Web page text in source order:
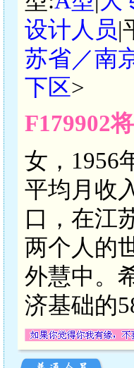
设计人员|
苏省／南
下区>
F179902
女，1956
平均月收
口，在江
两个人的
外慧中。
济基础的